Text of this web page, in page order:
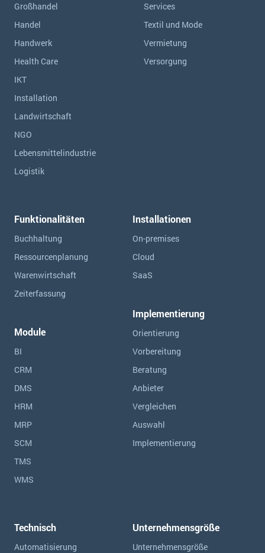
Großhandel
Handel
Handwerk
Health Care
IKT
Installation
Landwirtschaft
NGO
Lebensmittelindustrie
Logistik
Services
Textil und Mode
Vermietung
Versorgung
Funktionalitäten
Buchhaltung
Ressourcen­planung
Warenwirtschaft
Zeiterfassung
Module
BI
CRM
DMS
HRM
MRP
SCM
TMS
WMS
Installationen
On-premises
Cloud
SaaS
Implementierung
Orientierung
Vorbereitung
Beratung
Anbieter
Vergleichen
Auswahl
Implementierung
Technisch
Automatisierung
Unternehmensgröße
Unternehmensgröße